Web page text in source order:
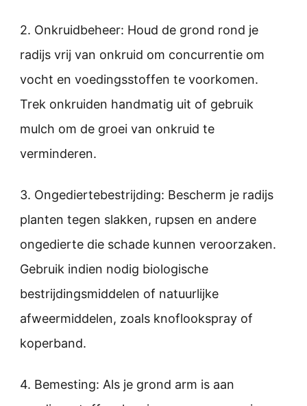
2. Onkruidbeheer: Houd de grond rond je
radijs vrij van onkruid om concurrentie om
vocht en voedingsstoffen te voorkomen.
Trek onkruiden handmatig uit of gebruik
mulch om de groei van onkruid te
verminderen.
3. Ongediertebestrijding: Bescherm je radijs
planten tegen slakken, rupsen en andere
ongedierte die schade kunnen veroorzaken.
Gebruik indien nodig biologische
bestrijdingsmiddelen of natuurlijke
afweermiddelen, zoals knoflookspray of
koperband.
4. Bemesting: Als je grond arm is aan